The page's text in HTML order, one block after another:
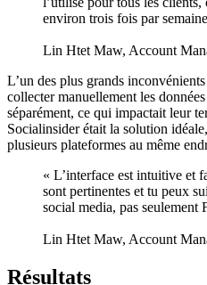
environ trois fois par
Lin Htet Maw, Account
L’un des plus grands
collecter manuellement les
séparément, ce qui impactait leur
Socialinsider était la solution
plusieurs plateformes au même
« L’interface est intuitive et
sont pertinentes et tu peux
social media, pas seulement
Lin Htet Maw, Account
Résultats